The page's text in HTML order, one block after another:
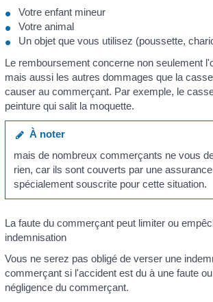
Votre enfant mineur
Votre animal
Un objet que vous utilisez (poussette,
Le remboursement concerne non seulement
mais aussi les autres dommages que la
causer au commerçant. Par exemple, le
peinture qui salit la moquette.
À noter
mais de nombreux commerçants ne vous
rien, car ils sont couverts par une
spécialement souscrite pour cette situation.
La faute du commerçant peut limiter ou
indemnisation
Vous ne serez pas obligé de verser une
commerçant si l'accident est du à une faute
négligence du commerçant.